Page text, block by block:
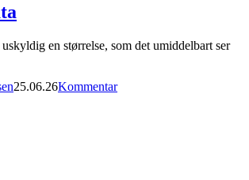
en størrelse, som det umiddelbart ser
25.06.26Kommentar